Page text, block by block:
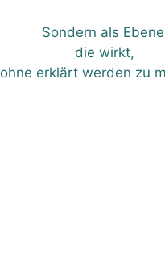
Sondern als
die wirkt,
ohne erklärt werden zu